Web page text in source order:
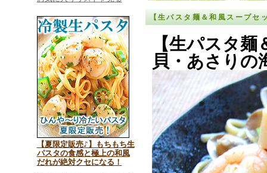
【夏限定販売♪】もちもち生
パスタの食感と極上の和風
だれが絶対クセになる！
【生パスタ麺＆和風スープ
【生パスタ
貝・あさりの